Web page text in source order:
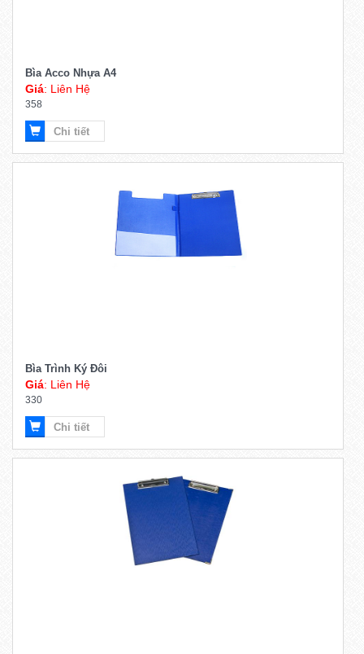
Bìa Acco Nhựa A4
Giá: Liên Hệ
358
Chi tiết
Bìa Trình Ký Đôi
Giá: Liên Hệ
330
Chi tiết